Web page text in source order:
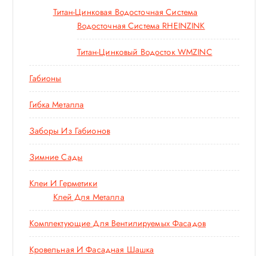
Титан-Цинковая Водосточная Система
Водосточная Система RHEINZINK
Титан-Цинковый Водосток WMZINC
Габионы
Гибка Металла
Заборы Из Габионов
Зимние Сады
Клеи И Герметики
Клей Для Металла
Комплектующие Для Вентилируемых Фасадов
Кровельная И Фасадная Шашка